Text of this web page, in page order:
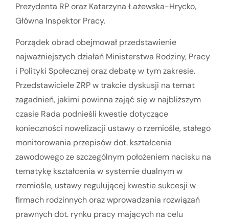
Prezydenta RP oraz Katarzyna Łażewska-Hrycko,
Główna Inspektor Pracy.
Porządek obrad obejmował przedstawienie
najważniejszych działań Ministerstwa Rodziny, Pracy
i Polityki Społecznej oraz debatę w tym zakresie.
Przedstawiciele ZRP w trakcie dyskusji na temat
zagadnień, jakimi powinna zająć się w najbliższym
czasie Rada podnieśli kwestie dotyczące
konieczności nowelizacji ustawy o rzemiośle, stałego
monitorowania przepisów dot. kształcenia
zawodowego ze szczególnym położeniem nacisku na
tematykę kształcenia w systemie dualnym w
rzemiośle, ustawy regulującej kwestie sukcesji w
firmach rodzinnych oraz wprowadzania rozwiązań
prawnych dot. rynku pracy mających na celu